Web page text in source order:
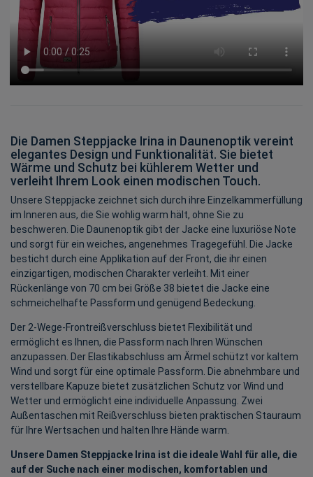
Die Damen Steppjacke Irina in Daunenoptik vereint
elegantes Design und Funktionalität. Sie bietet
Wärme und Schutz bei kühlerem Wetter und
verleiht Ihrem Look einen modischen Touch.
Unsere Steppjacke zeichnet sich durch ihre Einzelkammerfüllung
im Inneren aus, die Sie wohlig warm hält, ohne Sie zu
beschweren. Die Daunenoptik gibt der Jacke eine luxuriöse Note
und sorgt für ein weiches, angenehmes Tragegefühl. Die Jacke
besticht durch eine Applikation auf der Front, die ihr einen
einzigartigen, modischen Charakter verleiht. Mit einer
Rückenlänge von 70 cm bei Größe 38 bietet die Jacke eine
schmeichelhafte Passform und genügend Bedeckung.
Der 2-Wege-Frontreißverschluss bietet Flexibilität und
ermöglicht es Ihnen, die Passform nach Ihren Wünschen
anzupassen. Der Elastikabschluss am Ärmel schützt vor kaltem
Wind und sorgt für eine optimale Passform. Die abnehmbare und
verstellbare Kapuze bietet zusätzlichen Schutz vor Wind und
Wetter und ermöglicht eine individuelle Anpassung. Zwei
Außentaschen mit Reißverschluss bieten praktischen Stauraum
für Ihre Wertsachen und halten Ihre Hände warm.
Unsere Damen Steppjacke Irina ist die ideale Wahl für alle, die
auf der Suche nach einer modischen, komfortablen und